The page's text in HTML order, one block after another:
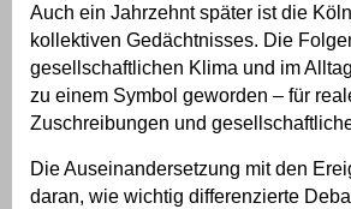
Auch ein Jahrzehnt später ist die
kollektiven Gedächtnisses. Die
gesellschaftlichen Klima und im
zu einem Symbol geworden – für
Zuschreibungen und
Die Auseinandersetzung mit den
daran, wie wichtig differenzierte